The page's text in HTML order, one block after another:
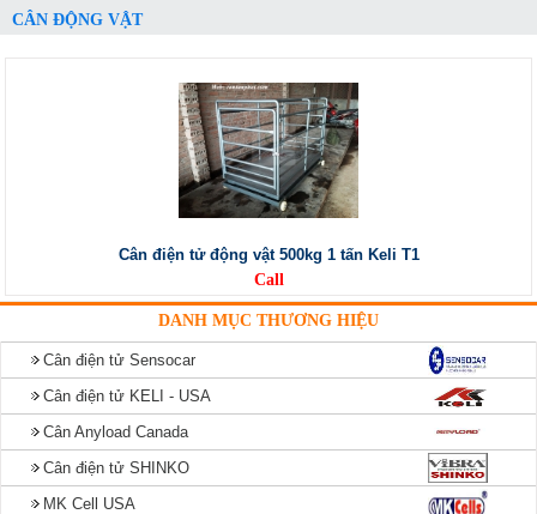
CÂN ĐỘNG VẬT
Cân điện tử động vật 500kg 1 tấn Keli T1
Call
DANH MỤC THƯƠNG HIỆU
Cân điện tử Sensocar
Cân điện tử KELI - USA
Cân Anyload Canada
Cân điện tử SHINKO
MK Cell USA